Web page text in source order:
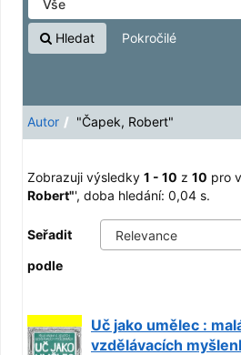
Hledat Pokročilé
Autor "Čapek, Robert"
Zobrazuji výsledky 1 - 10 z 10 pro
Robert"', doba hledání: 0,04 s.
Seřadit
podle
Uč jako umělec :
vzdělávacích